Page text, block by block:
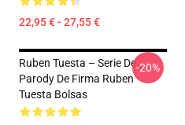
22,95 € - 27,55 €
Ruben Tuesta – Serie De
Parody De Firma Ruben
Tuesta Bolsas
-20%